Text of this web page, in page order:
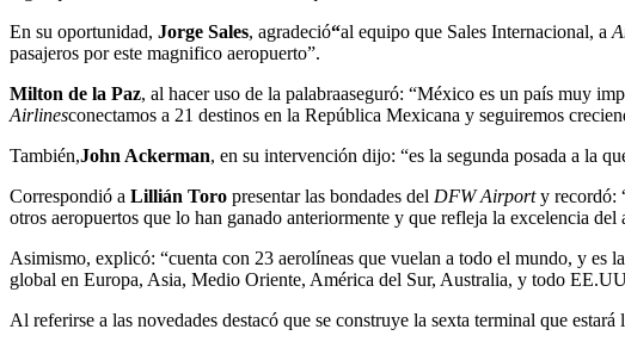
En su oportunidad, Jorge Sales, agradeció“al equipo que Sales Internacional, a
pasajeros por este magnifico aeropuerto”.
Milton de la Paz, al hacer uso de la palabraaseguró: “México es un país muy
Airlinesconectamos a 21 destinos en la República Mexicana y seguiremos
También,John Ackerman, en su intervención dijo: “es la segunda posada a la
Correspondió a Lillián Toro presentar las bondades del DFW Airporty recordó:
otros aeropuertos que lo han ganado anteriormente y que refleja la excelencia del
Asimismo, explicó: “cuenta con 23 aerolíneas que vuelan a todo el mundo, y es
global en Europa, Asia, Medio Oriente, América del Sur, Australia, y todo
Al referirse a las novedades destacó que se construye la sexta terminal que